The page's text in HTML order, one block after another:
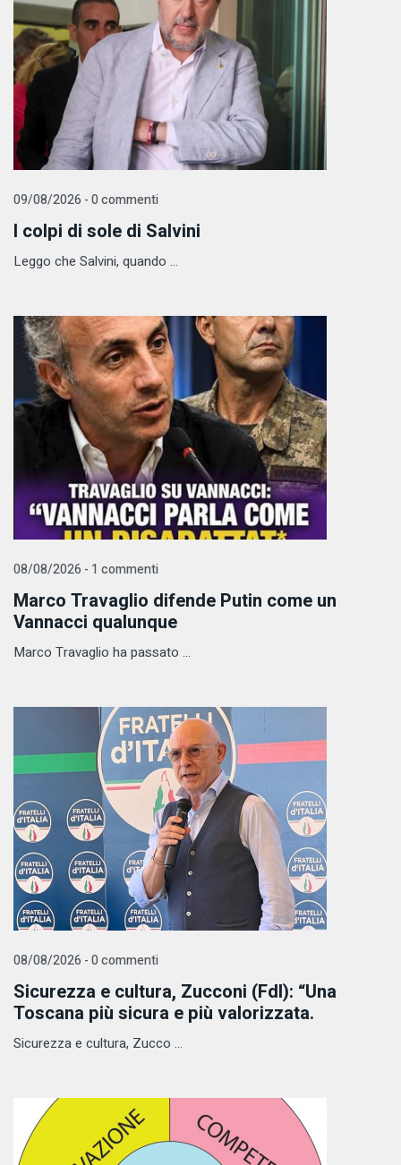
09/08/2026 - 0 commenti
I colpi di sole di Salvini
Leggo che Salvini, quando ...
08/08/2026 - 1 commenti
Marco Travaglio difende Putin come un
Vannacci qualunque
Marco Travaglio ha passato ...
08/08/2026 - 0 commenti
Sicurezza e cultura, Zucconi (FdI): “Una
Toscana più sicura e più valorizzata.
Sicurezza e cultura, Zucco ...